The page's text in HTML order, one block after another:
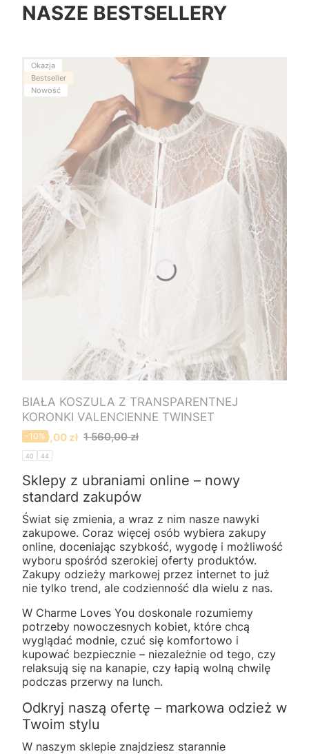
NASZE BESTSELLERY
Okazja
Bestseller
Nowość
BIAŁA KOSZULA Z TRANSPARENTNEJ
KORONKI VALENCIENNE TWINSET
Cena promocyjna
1 400,00 zł 1 560,00 zł
-10%
40 44
Sklepy z ubraniami online – nowy
standard zakupów
Świat się zmienia, a wraz z nim nasze nawyki
zakupowe. Coraz więcej osób wybiera zakupy
online, doceniając szybkość, wygodę i możliwość
wyboru spośród szerokiej oferty produktów.
Zakupy odzieży markowej przez internet to już
nie tylko trend, ale codzienność dla wielu z nas.
W Charme Loves You doskonale rozumiemy
potrzeby nowoczesnych kobiet, które chcą
wyglądać modnie, czuć się komfortowo i
kupować bezpiecznie – niezależnie od tego, czy
relaksują się na kanapie, czy łapią wolną chwilę
podczas przerwy na lunch.
Odkryj naszą ofertę – markowa odzież w
Twoim stylu
W naszym sklepie znajdziesz starannie